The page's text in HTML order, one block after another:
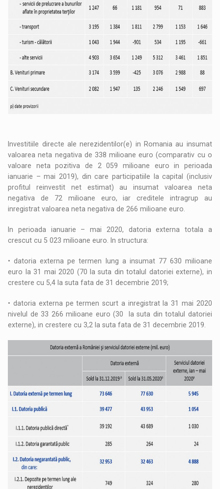
Investitiile directe ale nerezidentilor(e) in Romania au insumat
valoarea neta negativa de 338 milioane euro (comparativ cu o
valoare neta pozitiva de 2 059 milioane euro in perioada
ianuarie – mai 2019), din care participatiile la capital (inclusiv
profitul reinvestit net estimat) au insumat valoarea neta
negativa de 72 milioane euro, iar creditele intragrup au
inregistrat valoarea neta negativa de 266 milioane euro.
In perioada ianuarie – mai 2020, datoria externa totala a
crescut cu 5 023 milioane euro. In structura:
• datoria externa pe termen lung a insumat 77 630 milioane
euro la 31 mai 2020 (70 la suta din totalul datoriei externe), in
crestere cu 5,4 la suta fata de 31 decembrie 2019;
• datoria externa pe termen scurt a inregistrat la 31 mai 2020
nivelul de 33 266 milioane euro (30 la suta din totalul datoriei
externe), in crestere cu 3,2 la suta fata de 31 decembrie 2019.